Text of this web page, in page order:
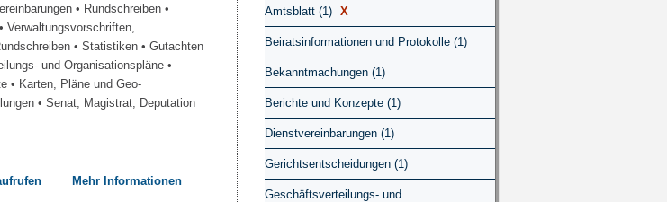
• Rundschreiben •
• Verwaltungsvorschriften,
• Statistiken • Gutachten
und Organisationspläne •
• Karten, Pläne und Geo-
• Senat, Magistrat, Deputation
Mehr Informationen
Amtsblatt (1) X
Beiratsinformationen und Protokolle (1)
Bekanntmachungen (1)
Berichte und Konzepte (1)
Dienstvereinbarungen (1)
Gerichtsentscheidungen (1)
Geschäftsverteilungs- und